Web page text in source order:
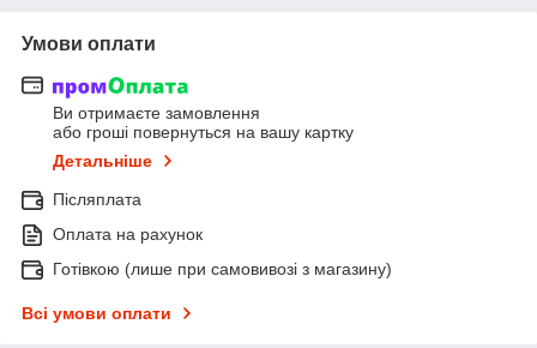
Умови оплати
Ви отримаєте замовлення
або гроші повернуться на вашу картку
Детальніше
Післяплата
Оплата на рахунок
Готівкою (лише при самовивозі з магазину)
Всі умови оплати